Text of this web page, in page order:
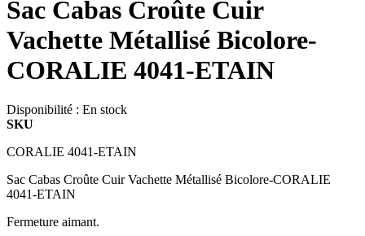
Sac Cabas Croûte Cuir
Vachette Métallisé Bicolore-
CORALIE 4041-ETAIN
Disponibilité : En stock
SKU
CORALIE 4041-ETAIN
Sac Cabas Croûte Cuir Vachette Métallisé Bicolore-CORALIE
4041-ETAIN
Fermeture aimant.